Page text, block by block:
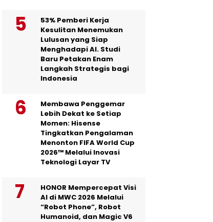
53% Pemberi Kerja
Kesulitan Menemukan
Lulusan yang Siap
Menghadapi AI. Studi
Baru Petakan Enam
Langkah Strategis bagi
Indonesia
Membawa Penggemar
Lebih Dekat ke Setiap
Momen: Hisense
Tingkatkan Pengalaman
Menonton FIFA World Cup
2026™ Melalui Inovasi
Teknologi Layar TV
HONOR Mempercepat Visi
AI di MWC 2026 Melalui
“Robot Phone”, Robot
Humanoid, dan Magic V6